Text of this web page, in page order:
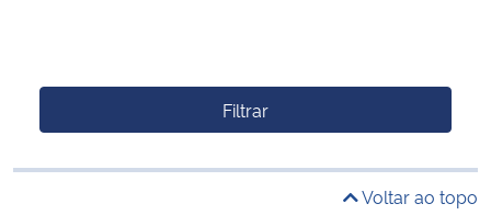
Filtrar
Voltar ao topo